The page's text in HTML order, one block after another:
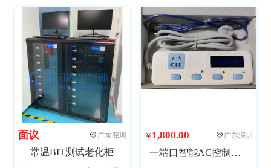
录校验拷贝一体功能 产品保
修：一年保修，终身技术支
各类材料、电子产品等进行
高低温湿度老化测试。
面议 广东深圳
常温BIT测试老化柜
￥ 1,800.00 广东深圳
一端口智能AC控制设备
1200kg 1300kg